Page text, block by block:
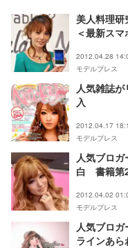
美人料理研
＜最新ス
2012.04.28
モデルプレス
人気雑誌
入
2012.04.17
モデルプレス
人気ブロ
白 書籍第
2012.04.02
モデルプレス
人気ブロ
ラインあら